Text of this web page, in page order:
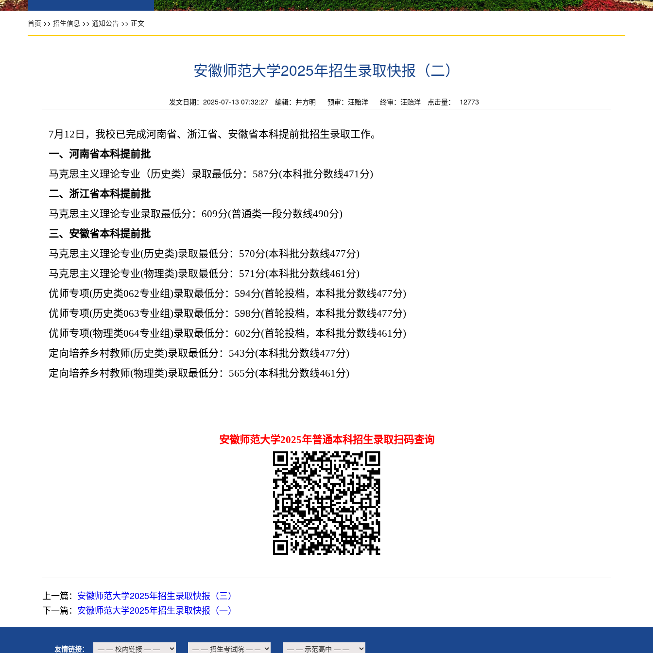
首页 >> 招生信息 >> 通知公告 >> 正文
安徽师范大学2025年招生录取快报（二）
发文日期：2025-07-13 07:32:27 编辑：井方明 预审：汪贻洋 终审：汪贻洋 点击量： 12773
7月 12 日，我校已完成河南省、浙江省、安徽省本科提前批招生录取工作。
一、河南省本科提前批
马克思主义理论专业（历史类）录取最低分： 587分(本科批分数线471分)
二、浙江省本科提前批
马克思主义理论专业录取最低分： 609分(普通类一段分数线490分)
三、安徽省本科提前批
马克思主义理论专业(历史类)录取最低分： 570分(本科批分数线477分)
马克思主义理论专业(物理类)录取最低分： 571分(本科批分数线461分)
优师专项(历史类062专业组)录取最低分： 594分(首轮投档，本科批分数线477分)
优师专项(历史类063专业组)录取最低分： 598分(首轮投档，本科批分数线477分)
优师专项(物理类064专业组)录取最低分： 602分(首轮投档，本科批分数线461分)
定向培养乡村教师(历史类)录取最低分： 543分(本科批分数线477分)
定向培养乡村教师(物理类)录取最低分： 565分(本科批分数线461分)
安徽师范大学2025年普通本科招生录取扫码查询
上一篇： 安徽师范大学2025年招生录取快报（三）
下一篇： 安徽师范大学2025年招生录取快报（一）
友情链接：